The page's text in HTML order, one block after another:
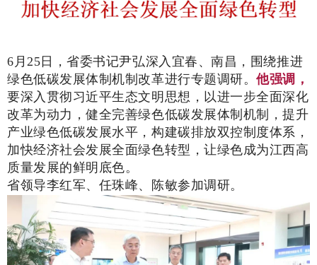
6月25日，省委书记尹弘深入宜春、南昌，围绕推进
绿色低碳发展体制机制改革进行专题调研。他强调，
要深入贯彻习近平生态文明思想，以进一步全面深化
改革为动力，健全完善绿色低碳发展体制机制，提升
产业绿色低碳发展水平，构建碳排放双控制度体系，
加快经济社会发展全面绿色转型，让绿色成为江西高
质量发展的鲜明底色。
省领导李红军、任珠峰、陈敏参加调研。